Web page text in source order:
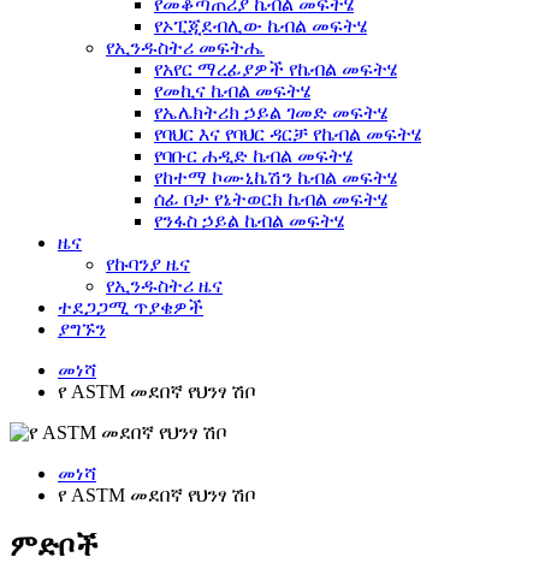
የመቆጣጠሪያ ኬብል መፍትሄ
የኦፒጂደብሊው ኬብል መፍትሄ
የኢንዱስትሪ መፍትሔ
የአየር ማረፊያዎች የኬብል መፍትሄ
የመኪና ኬብል መፍትሄ
የኤሌክትሪክ ኃይል ገመድ መፍትሄ
የባህር እና የባህር ዳርቻ የኬብል መፍትሄ
የባቡር ሐዲድ ኬብል መፍትሄ
የከተማ ኮሙኒኬሽን ኬብል መፍትሄ
ሰፊ ቦታ የኔትወርክ ኬብል መፍትሄ
የንፋስ ኃይል ኬብል መፍትሄ
ዜና
የኩባንያ ዜና
የኢንዱስትሪ ዜና
ተደጋጋሚ ጥያቄዎች
ያግኙን
መነሻ
የ ASTM መደበኛ የህንፃ ሽቦ
መነሻ
የ ASTM መደበኛ የህንፃ ሽቦ
ምድቦች